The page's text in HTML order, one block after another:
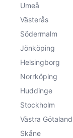
Umeå
Västerås
Södermalm
Jönköping
Helsingborg
Norrköping
Huddinge
Stockholm
Västra Götaland
Skåne